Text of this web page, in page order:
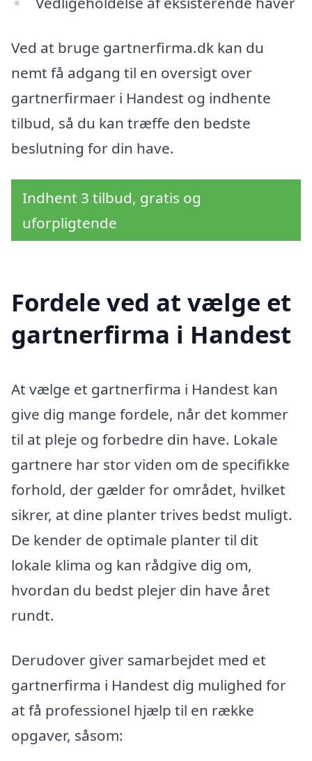
Ved at bruge gartnerfirma.dk kan du
nemt få adgang til en oversigt over
gartnerfirmaer i Handest og indhente
tilbud, så du kan træffe den bedste
beslutning for din have.
Indhent 3 tilbud, gratis og
uforpligtende
Fordele ved at vælge et
gartnerfirma i Handest
At vælge et gartnerfirma i Handest kan
give dig mange fordele, når det kommer
til at pleje og forbedre din have. Lokale
gartnere har stor viden om de specifikke
forhold, der gælder for området, hvilket
sikrer, at dine planter trives bedst muligt.
De kender de optimale planter til dit
lokale klima og kan rådgive dig om,
hvordan du bedst plejer din have året
rundt.
Derudover giver samarbejdet med et
gartnerfirma i Handest dig mulighed for
at få professionel hjælp til en række
opgaver, såsom: